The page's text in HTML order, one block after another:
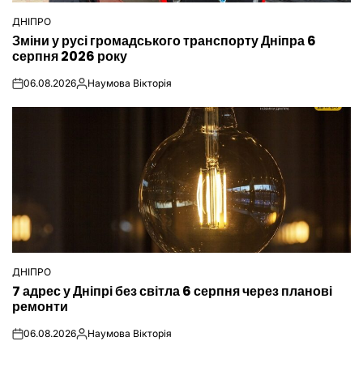
ОПУБЛІКУВАТИ
У
ДНІПРО
Зміни у русі громадського транспорту Дніпра 6
серпня 2026 року
on06.08.2026Опубліковано
Наумова Вікторія
ОПУБЛІКУВАТИ
У
ДНІПРО
7 адрес у Дніпрі без світла 6 серпня через планові
ремонти
on06.08.2026Опубліковано
Наумова Вікторія